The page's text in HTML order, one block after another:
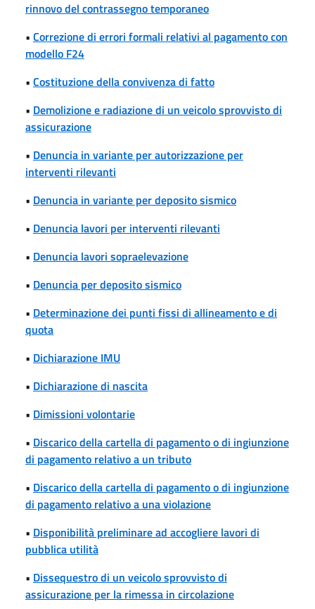
rinnovo del contrassegno temporaneo
• Correzione di errori formali relativi al pagamento con
modello F24
• Costituzione della convivenza di fatto
• Demolizione e radiazione di un veicolo sprovvisto di
assicurazione
• Denuncia in variante per autorizzazione per
interventi rilevanti
• Denuncia in variante per deposito sismico
• Denuncia lavori per interventi rilevanti
• Denuncia lavori sopraelevazione
• Denuncia per deposito sismico
• Determinazione dei punti fissi di allineamento e di
quota
• Dichiarazione IMU
• Dichiarazione di nascita
• Dimissioni volontarie
• Discarico della cartella di pagamento o di ingiunzione
di pagamento relativo a un tributo
• Discarico della cartella di pagamento o di ingiunzione
di pagamento relativo a una violazione
• Disponibilità preliminare ad accogliere lavori di
pubblica utilità
• Dissequestro di un veicolo sprovvisto di
assicurazione per la rimessa in circolazione